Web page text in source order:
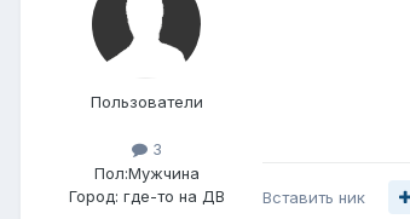
Пользователи
3
Пол:Мужчина
Город: где-то на ДВ Вставить ник